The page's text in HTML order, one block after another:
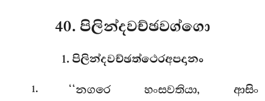
40. පිලින්දවච්ඡවග්ගො
1. පිලින්දවච්ඡත්ථෙරඅපදානං
1. ‘‘නගරෙ හංසවතියා, ආසිං